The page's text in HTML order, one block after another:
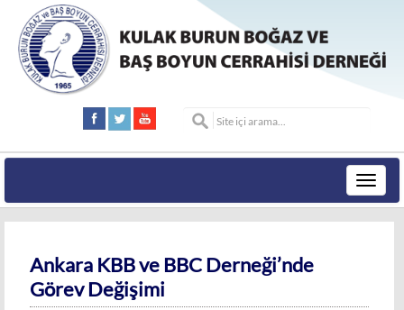
Toggle
Ankara KBB ve BBC Derneği’nde
Görev Değişimi